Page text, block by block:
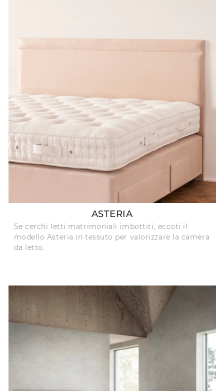
ASTERIA
Se cerchi letti matrimoniali imbottiti, eccoti il
modello Asteria in tessuto per valorizzare la camera
da letto.